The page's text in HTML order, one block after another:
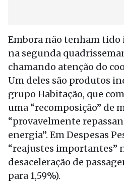
Embora não tenham
na segunda
chamando atenção do
Um deles são produtos
grupo Habitação, que
uma “recomposição” de
“provavelmente
energia”. Em Despesas
“reajustes importantes”
desaceleração de
para 1,59%).